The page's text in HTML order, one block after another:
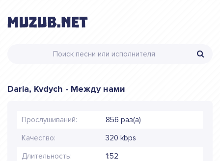
Daria, Kvdych - Между нами
Прослушиваний: 856 раз(а)
Качество: 320 kbps
Длительность: 1:52